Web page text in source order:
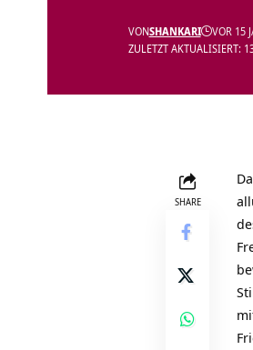
ZULETZT AKTUALISIERT:
VONSHANKARI VOR 15
SHARE